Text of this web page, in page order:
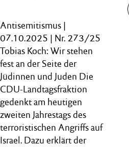
Antisemitismus |
07.10.2025 | Nr. 273/25
Tobias Koch: Wir stehen
fest an der Seite der
Jüdinnen und Juden Die
CDU-Landtagsfraktion
gedenkt am heutigen
zweiten Jahrestags des
terroristischen Angriffs auf
Israel. Dazu erklärt der